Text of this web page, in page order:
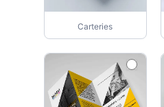
Carteries